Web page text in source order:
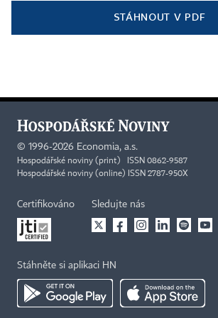
STÁHNOUT V PDF
© 1996-2026 Economia, a.s.
Hospodářské noviny (print) ISSN 0862-9587
Hospodářské noviny (online) ISSN 2787-950X
Certifikováno Sledujte nás
Stáhněte si aplikaci HN